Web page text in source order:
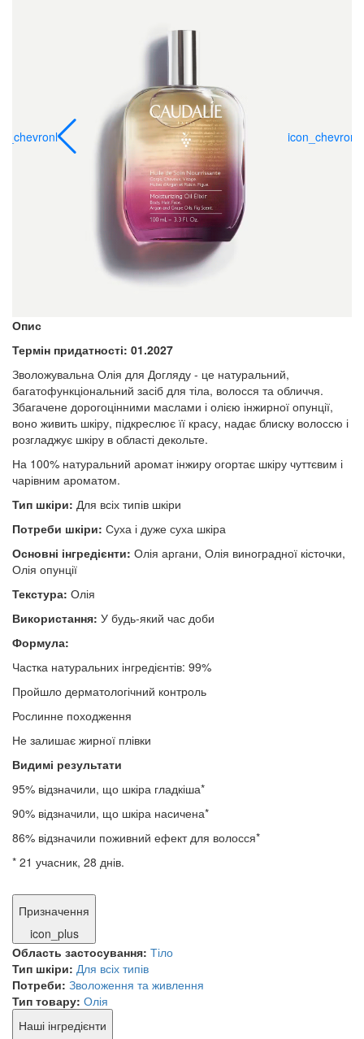
icon_chevronl
Опис
Термін придатності: 01.2027
Зволожувальна Олія для Догляду - це натуральний,
багатофункціональний засіб для тіла, волосся та обличчя.
Збагачене дорогоцінними маслами і олією інжирної опунції,
воно живить шкіру, підкреслює її красу, надає блиску волоссю і
розгладжує шкіру в області декольте.
На 100% натуральний аромат інжиру огортає шкіру чуттєвим і
чарівним ароматом.
Тип шкіри: Для всіх типів шкіри
Потреби шкіри: Суха і дуже суха шкіра
Основні інгредієнти: Олія аргани, Олія виноградної кісточки,
Олія опунції
Текстура: Олія
Використання: У будь-який час доби
Формула:
Частка натуральних інгредієнтів: 99%
Пройшло дерматологічний контроль
Рослинне походження
Не залишає жирної плівки
Видимі результати
95% відзначили, що шкіра гладкіша*
90% відзначили, що шкіра насичена*
86% відзначили поживний ефект для волосся*
* 21 учасник, 28 днів.
Призначення
icon_plus
Область застосування: Тіло
Тип шкіри: Для всіх типів
Потреби: Зволоження та живлення
Тип товару: Олія
Наші інгредієнти